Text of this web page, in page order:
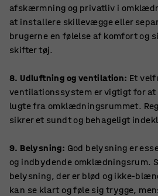
afskærmning og privatliv i
at installere skillevægge eller
brugerne en følelse af komfort og
skifter tøj.
8. Udluftning og ventilation: Et
ventilationssystem er vigtigt for
lugte fra omklædningsrummet.
sikrer et sundt og behageligt
9. Belysning: God belysning er
og indbydende omklædningsrum.
belysning, der er blød og ikke-
kan se klart og føle sig trygge,